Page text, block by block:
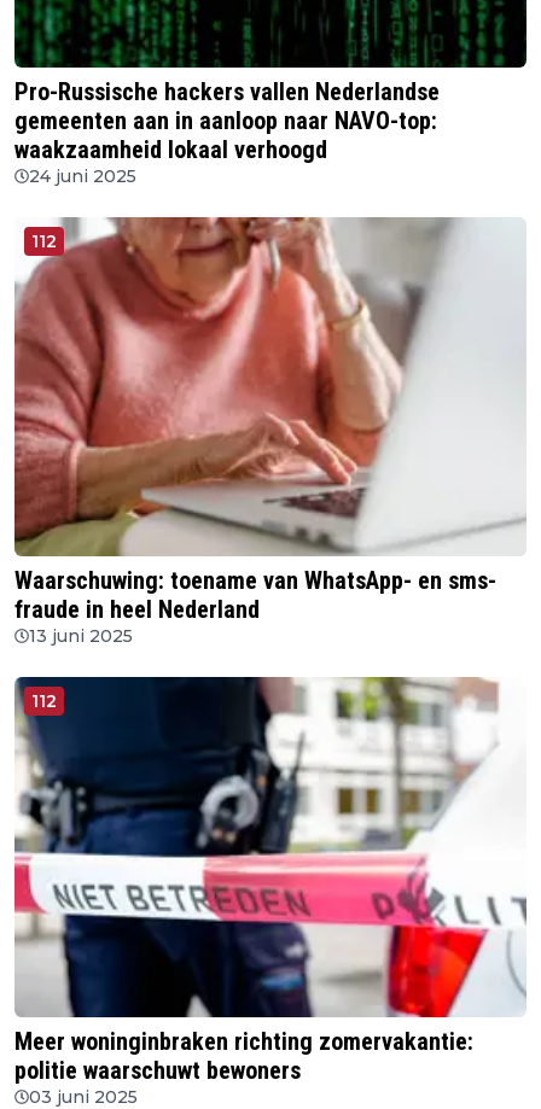
Pro-Russische hackers vallen Nederlandse
gemeenten aan in aanloop naar NAVO-top:
waakzaamheid lokaal verhoogd
24 juni 2025
112
Waarschuwing: toename van WhatsApp- en sms-
fraude in heel Nederland
13 juni 2025
112
Meer woninginbraken richting zomervakantie:
politie waarschuwt bewoners
03 juni 2025